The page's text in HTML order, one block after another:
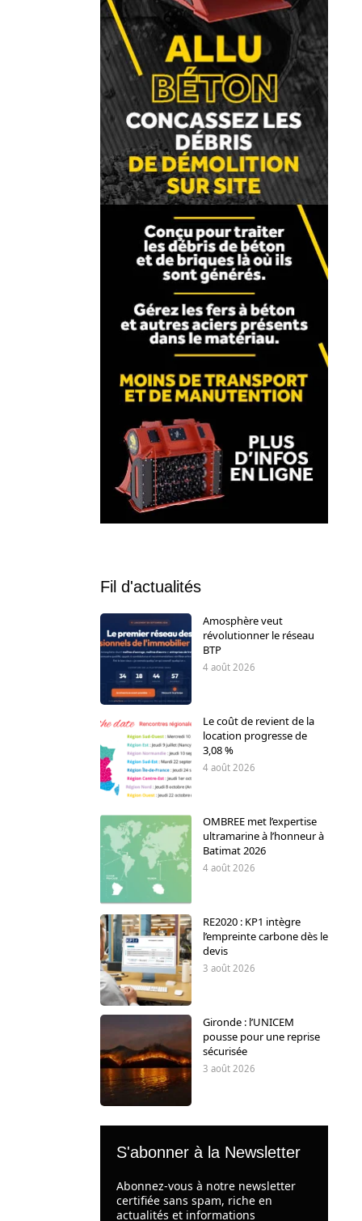
Fil d'actualités
Amosphère veut
révolutionner le réseau
BTP
4 août 2026
Le coût de revient de la
location progresse de
3,08 %
4 août 2026
OMBREE met l’expertise
ultramarine à l’honneur à
Batimat 2026
4 août 2026
RE2020 : KP1 intègre
l’empreinte carbone dès le
devis
3 août 2026
Gironde : l’UNICEM
pousse pour une reprise
sécurisée
3 août 2026
S'abonner à la Newsletter
Abonnez-vous à notre newsletter
certifiée sans spam, riche en
actualités et informations